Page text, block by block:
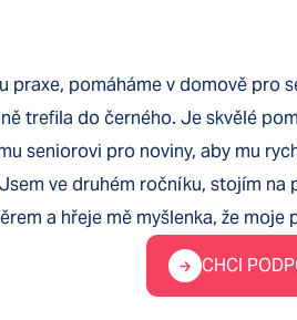
praxe, pomáháme v domově pro
trefila do černého. Je skvělé
seniorovi pro noviny, aby mu
ve druhém ročníku, stojím
a hřeje mě myšlenka, že
CHCI